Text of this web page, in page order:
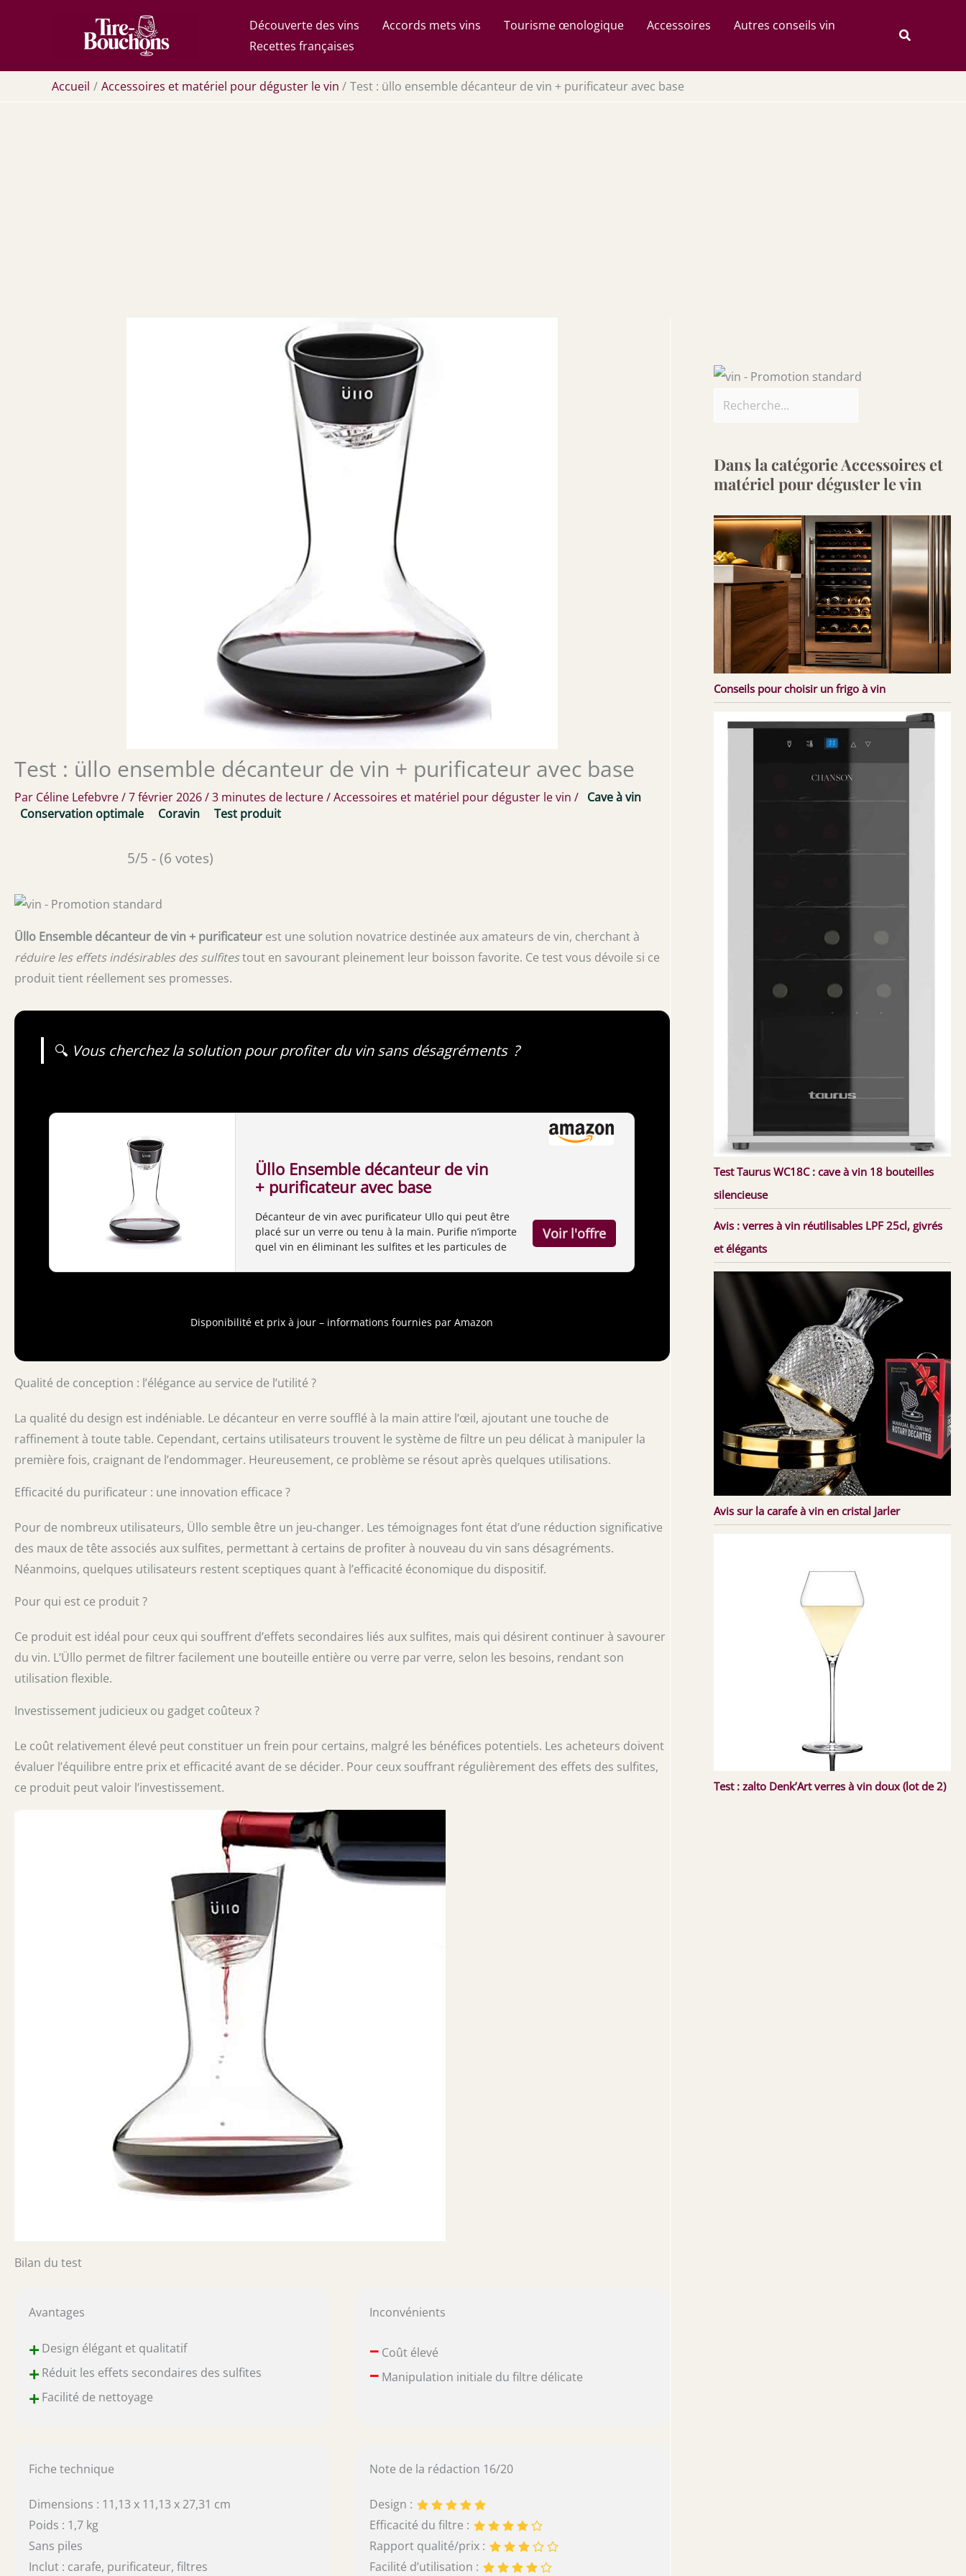
Découverte des vins Accords mets vins Tourisme œnologique Accessoires
Autres conseils vin
Recettes françaises
Rechercher
Accueil Accessoires et matériel pour déguster le vin Test : üllo ensemble décanteur de vin + purificateur avec base
Test : üllo ensemble décanteur de vin + purificateur avec base
Par Céline Lefebvre/7 février 2026/3 minutes de lecture/Accessoires et matériel pour déguster le vin / Cave à vin
Conservation optimale
Coravin Test produit
5/5 - (6 votes)
Üllo Ensemble décanteur de vin + purificateur est une solution novatrice destinée aux amateurs de vin, cherchant à
réduire les effets indésirables des sulfitestout en savourant pleinement leur boisson favorite. Ce test vous dévoile si ce
produit tient réellement ses promesses.
🔍 Vous cherchez la solution pour profiter du vin sans désagréments ?
Üllo Ensemble décanteur de vin
+ purificateur avec base
Décanteur de vin avec purificateur Ullo qui peut être
placé sur un verre ou tenu à la main. Purifie n’importe
quel vin en éliminant les sulfites et les particules de
Contenu du colis : Décanteur en ver soufflé, purificateur
main recommandé. Fabriqué dans des matières de
Disponibilité et prix à jour – informations fournies par Amazon
Qualité de conception : l’élégance au service de l’utilité ?
La qualité du design est indéniable. Le décanteur en verre soufflé à la main attire l’œil, ajoutant une touche de
raffinement à toute table. Cependant, certains utilisateurs trouvent le système de filtre un peu délicat à manipuler la
première fois, craignant de l’endommager. Heureusement, ce problème se résout après quelques utilisations.
Efficacité du purificateur : une innovation efficace ?
Pour de nombreux utilisateurs, Üllo semble être un jeu-changer. Les témoignages font état d’une réduction significative
des maux de tête associés aux sulfites, permettant à certains de profiter à nouveau du vin sans désagréments.
Néanmoins, quelques utilisateurs restent sceptiques quant à l’efficacité économique du dispositif.
Pour qui est ce produit ?
Ce produit est idéal pour ceux qui souffrent d’effets secondaires liés aux sulfites, mais qui désirent continuer à savourer
du vin. L’Üllo permet de filtrer facilement une bouteille entière ou verre par verre, selon les besoins, rendant son
utilisation flexible.
Investissement judicieux ou gadget coûteux ?
Le coût relativement élevé peut constituer un frein pour certains, malgré les bénéfices potentiels. Les acheteurs doivent
évaluer l’équilibre entre prix et efficacité avant de se décider. Pour ceux souffrant régulièrement des effets des sulfites,
ce produit peut valoir l’investissement.
Bilan du test
Avantages
+ Design élégant et qualitatif
+ Réduit les effets secondaires des sulfites
+ Facilité de nettoyage
Inconvénients
– Coût élevé
– Manipulation initiale du filtre délicate
Fiche technique
Dimensions : 11,13 x 11,13 x 27,31 cm
Poids : 1,7 kg
Sans piles
Inclut : carafe, purificateur, filtres
Note de la rédaction 16/20
Design :
Efficacité du filtre :
Rapport qualité/prix :
Facilité d’utilisation :
Dans la catégorie Accessoires et
matériel pour déguster le vin
Conseils pour choisir un frigo à vin
Test Taurus WC18C : cave à vin 18 bouteilles
silencieuse
Avis : verres à vin réutilisables LPF 25cl, givrés
et élégants
Avis sur la carafe à vin en cristal Jarler
Test : zalto Denk’Art verres à vin doux (lot de 2)